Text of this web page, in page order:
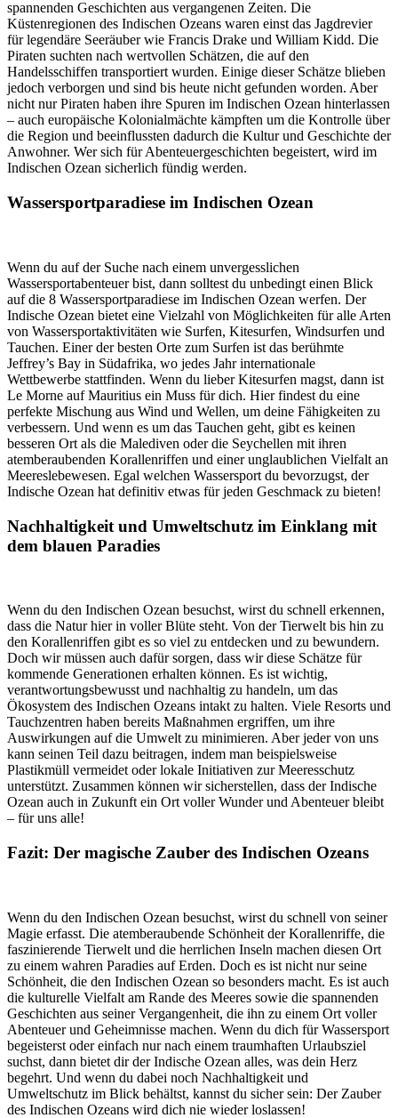
spannenden Geschichten aus vergangenen Zeiten. Die
Küstenregionen des Indischen Ozeans waren einst das Jagdrevier
für legendäre Seeräuber wie Francis Drake und William Kidd. Die
Piraten suchten nach wertvollen Schätzen, die auf den
Handelsschiffen transportiert wurden. Einige dieser Schätze blieben
jedoch verborgen und sind bis heute nicht gefunden worden. Aber
nicht nur Piraten haben ihre Spuren im Indischen Ozean hinterlassen
– auch europäische Kolonialmächte kämpften um die Kontrolle über
die Region und beeinflussten dadurch die Kultur und Geschichte der
Anwohner. Wer sich für Abenteuergeschichten begeistert, wird im
Indischen Ozean sicherlich fündig werden.
Wassersportparadiese im Indischen Ozean
Wenn du auf der Suche nach einem unvergesslichen
Wassersportabenteuer bist, dann solltest du unbedingt einen Blick
auf die 8 Wassersportparadiese im Indischen Ozean werfen. Der
Indische Ozean bietet eine Vielzahl von Möglichkeiten für alle Arten
von Wassersportaktivitäten wie Surfen, Kitesurfen, Windsurfen und
Tauchen. Einer der besten Orte zum Surfen ist das berühmte
Jeffrey’s Bay in Südafrika, wo jedes Jahr internationale
Wettbewerbe stattfinden. Wenn du lieber Kitesurfen magst, dann ist
Le Morne auf Mauritius ein Muss für dich. Hier findest du eine
perfekte Mischung aus Wind und Wellen, um deine Fähigkeiten zu
verbessern. Und wenn es um das Tauchen geht, gibt es keinen
besseren Ort als die Malediven oder die Seychellen mit ihren
atemberaubenden Korallenriffen und einer unglaublichen Vielfalt an
Meereslebewesen. Egal welchen Wassersport du bevorzugst, der
Indische Ozean hat definitiv etwas für jeden Geschmack zu bieten!
Nachhaltigkeit und Umweltschutz im Einklang mit
dem blauen Paradies
Wenn du den Indischen Ozean besuchst, wirst du schnell erkennen,
dass die Natur hier in voller Blüte steht. Von der Tierwelt bis hin zu
den Korallenriffen gibt es so viel zu entdecken und zu bewundern.
Doch wir müssen auch dafür sorgen, dass wir diese Schätze für
kommende Generationen erhalten können. Es ist wichtig,
verantwortungsbewusst und nachhaltig zu handeln, um das
Ökosystem des Indischen Ozeans intakt zu halten. Viele Resorts und
Tauchzentren haben bereits Maßnahmen ergriffen, um ihre
Auswirkungen auf die Umwelt zu minimieren. Aber jeder von uns
kann seinen Teil dazu beitragen, indem man beispielsweise
Plastikmüll vermeidet oder lokale Initiativen zur Meeresschutz
unterstützt. Zusammen können wir sicherstellen, dass der Indische
Ozean auch in Zukunft ein Ort voller Wunder und Abenteuer bleibt
– für uns alle!
Fazit: Der magische Zauber des Indischen Ozeans
Wenn du den Indischen Ozean besuchst, wirst du schnell von seiner
Magie erfasst. Die atemberaubende Schönheit der Korallenriffe, die
faszinierende Tierwelt und die herrlichen Inseln machen diesen Ort
zu einem wahren Paradies auf Erden. Doch es ist nicht nur seine
Schönheit, die den Indischen Ozean so besonders macht. Es ist auch
die kulturelle Vielfalt am Rande des Meeres sowie die spannenden
Geschichten aus seiner Vergangenheit, die ihn zu einem Ort voller
Abenteuer und Geheimnisse machen. Wenn du dich für Wassersport
begeisterst oder einfach nur nach einem traumhaften Urlaubsziel
suchst, dann bietet dir der Indische Ozean alles, was dein Herz
begehrt. Und wenn du dabei noch Nachhaltigkeit und
Umweltschutz im Blick behältst, kannst du sicher sein: Der Zauber
des Indischen Ozeans wird dich nie wieder loslassen!